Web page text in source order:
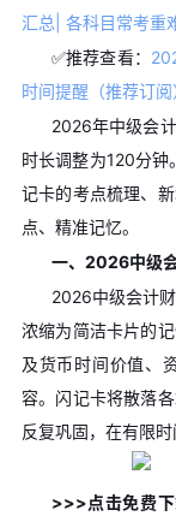
汇总| 各科目常考重
✅推荐查看：
时间提醒（推荐订阅
2026年中级会
时长调整为120分
记卡的考点梳理、
点、精准记忆。
一、2026中级
2026中级会计
浓缩为简洁卡片的
及货币时间价值、
容。闪记卡将散落
反复巩固，在有限时
>>>点击免费